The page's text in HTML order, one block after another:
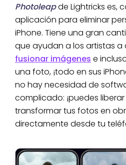
Photoleapde Lightricks es,
aplicación para eliminar
iPhone. Tiene una gran
que ayudan a los artistas
fusionar imágenes e
una foto, ¡todo en sus
no hay necesidad de
complicado: ¡puedes
transformar tus fotos en
directamente desde tu